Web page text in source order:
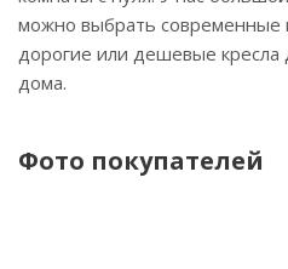
можно выбрать современные
дорогие или дешевые кресла
дома.
Фото покупателей